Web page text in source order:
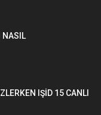
NASIL
IŞİD 15 CANLI